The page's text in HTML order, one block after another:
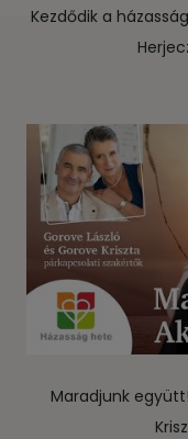
Kezdődik a
Maradjunk